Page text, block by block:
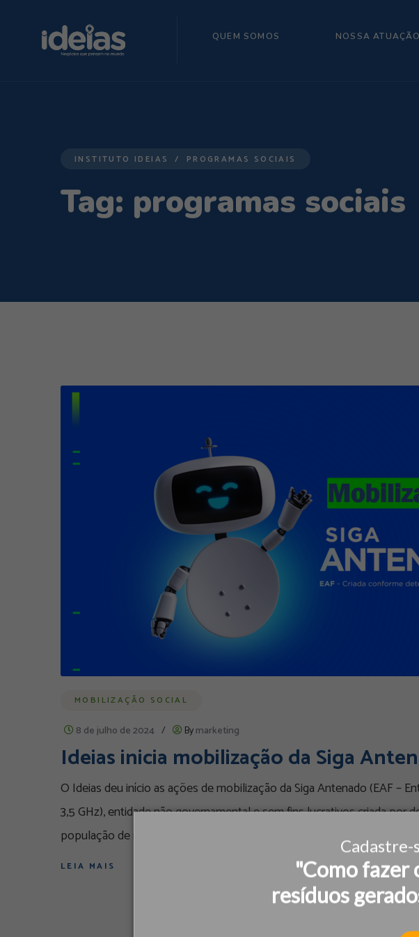
Cadastre-
"Como fazer
resíduos
QUEM SOMOS NOSSA ATUAÇÃO
INSTITUTO IDEIAS PROGRAMAS SOCIAIS
Tag: programas sociais
MOBILIZAÇÃO SOCIAL
8 de julho de 2024 / Bymarketing
Ideias inicia mobilização da Siga
O Ideias deu início as ações de mobilização da Siga Antenado (EAF –
3,5 GHz), entidade não governamental e sem fins lucrativos criada por
população de menor renda na substituição
LEIA MAIS